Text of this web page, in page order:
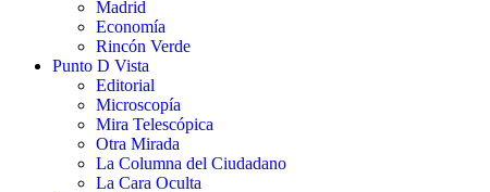
Madrid
Economía
Rincón Verde
Punto D Vista
Editorial
Microscopía
Mira Telescópica
Otra Mirada
La Columna del Ciudadano
La Cara Oculta